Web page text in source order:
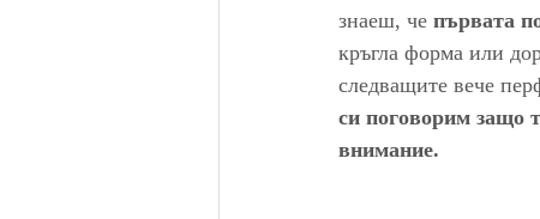
знаеш, че първата
кръгла форма или
следващите вече
си поговорим защо
внимание.